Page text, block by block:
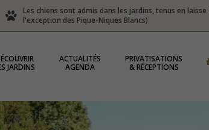
Les chiens sont admis dans les jardins, tenus en laisse
l'exception des Pique-Niques Blancs)
JARDINS
ACTUALITÉS
AGENDA
PRIVATISATIONS
& RÉCEPTIONS